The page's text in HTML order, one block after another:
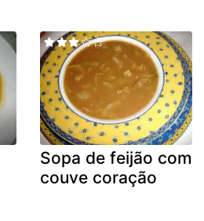
Sopa de feijão com
couve coração